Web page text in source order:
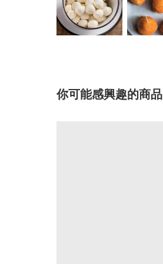
你可能感興趣的商品